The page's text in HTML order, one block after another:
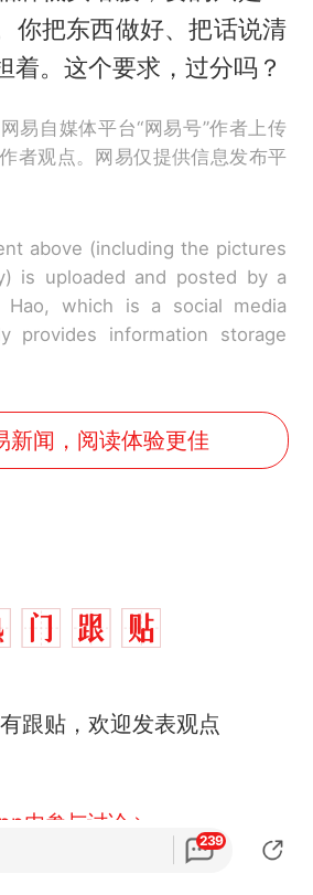
你把东西做好、把话说清
着。这个要求，过分吗？
易自媒体平台“网易号”作者上传
者观点。网易仅提供信息发布平
above (including the pictures
is uploaded and posted by a
Hao, which is a social media
provides information storage
新闻，阅读体验更佳
跟贴，欢迎发表观点
内参与讨论
239